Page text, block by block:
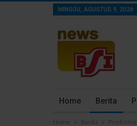
MINGGU, AGUSTUS 9, 2026
Home Berita
Home Berita Prodi